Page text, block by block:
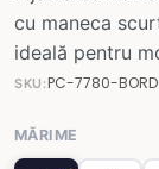
cu maneca
ideală pentru
SKU:PC-7780-
MĂRIME